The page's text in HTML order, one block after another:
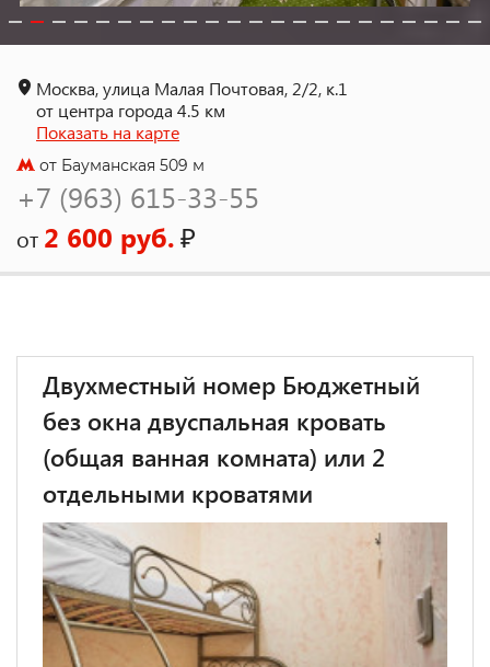
Москва, улица Малая Почтовая, 2/2, к.1
от центра города 4.5 км
Показать на карте
от Бауманская 509 м
+7 (963) 615-33-55
от 2 600 руб.₽
Двухместный номер Бюджетный
без окна двуспальная кровать
(общая ванная комната) или 2
отдельными кроватями